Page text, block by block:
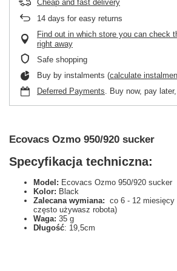
Cheap and fast delivery
14 days for easy returns
Find out in which store you can check
right away
Safe shopping
Buy by instalments (calculate
Deferred Payments. Buy now, pay
Ecovacs Ozmo 950/920 sucker
Specyfikacja techniczna:
Model: Ecovacs Ozmo 950/920 sucker
Kolor: Black
Zalecana wymiana: co 6 - 12
często używasz robota)
Waga: 35 g
Długość: 19,5cm